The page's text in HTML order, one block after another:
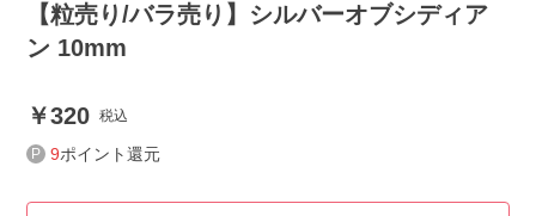
【粒売り/バラ売り】シルバーオブシディア
ン 10mm
320 税込
9ポイント還元